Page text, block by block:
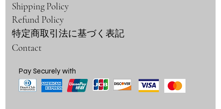
Shipping Policy
Refund Policy
特定商取引法に基づく表記
Contact
Pay Securely with